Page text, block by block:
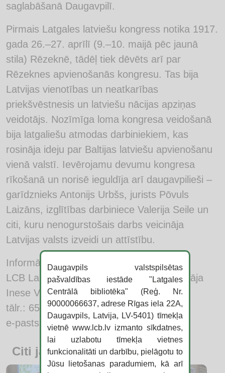
saglabāšanā Daugavpilī.
Pirmais Latgales latviešu kongress notika 1917.
gada 26.–27. aprīlī (9.–10. maijā pēc jaunā
stila) Rēzeknē, tādēļ tiek dēvēts arī par
Rēzeknes apvienošanās kongresu. Tas bija
Latvijas vienotības un neatkarības
priekšvēstnesis un latviešu nācijas apziņas
veidotājs. Nozīmīga loma kongresa veidošanā
bija latgaliešu atmodas darbiniekiem, kas
rosināja ideju par Baltijas latviešu apvienošanu
vienā valstī. Ievērojamu devumu kongresa
rīkošanā un norisē ieguldīja arī daugavpilieši –
garīdznieks Antonijs Urbšs, jurists Pōvuls
Laizāns, izglītības darbiniece Valerija Seile un
citi, kuru nenogurstošais darbs veicināja
Latvijas valsts izveidi un attīstību.
Informāciju sagatavoja:
LCB Lasītāju apkalpošanas nodaļas vadītāja
Inese Vaivare
tālr.: 65426422
e-pasts:
inese.vaivare@lcb.lv
Citi jaunumi
Daugavpils valstspilsētas
pašvaldības iestāde "Latgales
Centrālā bibliotēka" (Reģ. Nr.
90000066637, adrese Rīgas iela 22A,
Daugavpils, Latvija, LV-5401) tīmekļa
vietnē www.lcb.lv izmanto sīkdatnes,
lai uzlabotu tīmekļa vietnes
funkcionalitāti un darbību, pielāgotu to
Jūsu lietošanas paradumiem, kā arī